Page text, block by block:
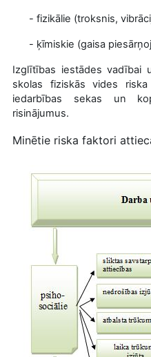
- fizikālie (troksnis,
- ķīmiskie (gaisa
Izglītības iestādes vadībai
skolas fiziskās vides
iedarbības sekas un
risinājumus.
Minētie riska faktori